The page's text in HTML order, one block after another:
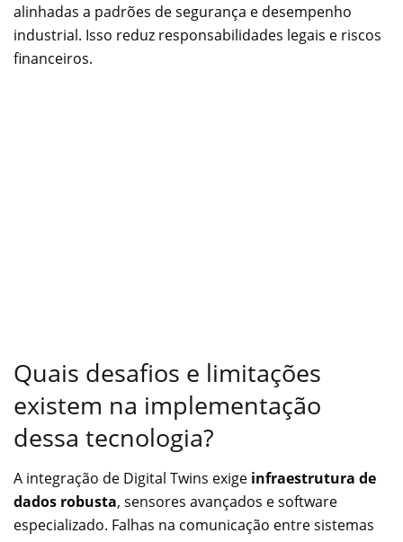
alinhadas a padrões de segurança e desempenho
industrial. Isso reduz responsabilidades legais e riscos
financeiros.
Quais desafios e limitações
existem na implementação
dessa tecnologia?
A integração de Digital Twins exige infraestrutura de
dados robusta, sensores avançados e software
especializado. Falhas na comunicação entre sistemas